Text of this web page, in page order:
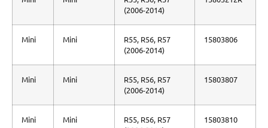
(2006-2014)
Mini Mini
R55, R56, R57
(2006-2014)
15803806
Mini Mini
R55, R56, R57
(2006-2014)
15803807
Mini Mini
R55, R56, R57
15803810